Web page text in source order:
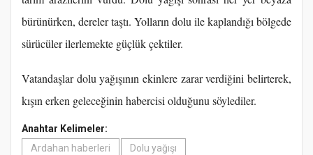
bürünürken, dereler taştı. Yolların dolu ile kaplandığı bölgede
sürücüler ilerlemekte güçlük çektiler.
Vatandaşlar dolu yağışının ekinlere zarar verdiğini belirterek,
kışın erken geleceğinin habercisi olduğunu söylediler.
Anahtar Kelimeler:
Ardahan haberleri
Dolu yağışı